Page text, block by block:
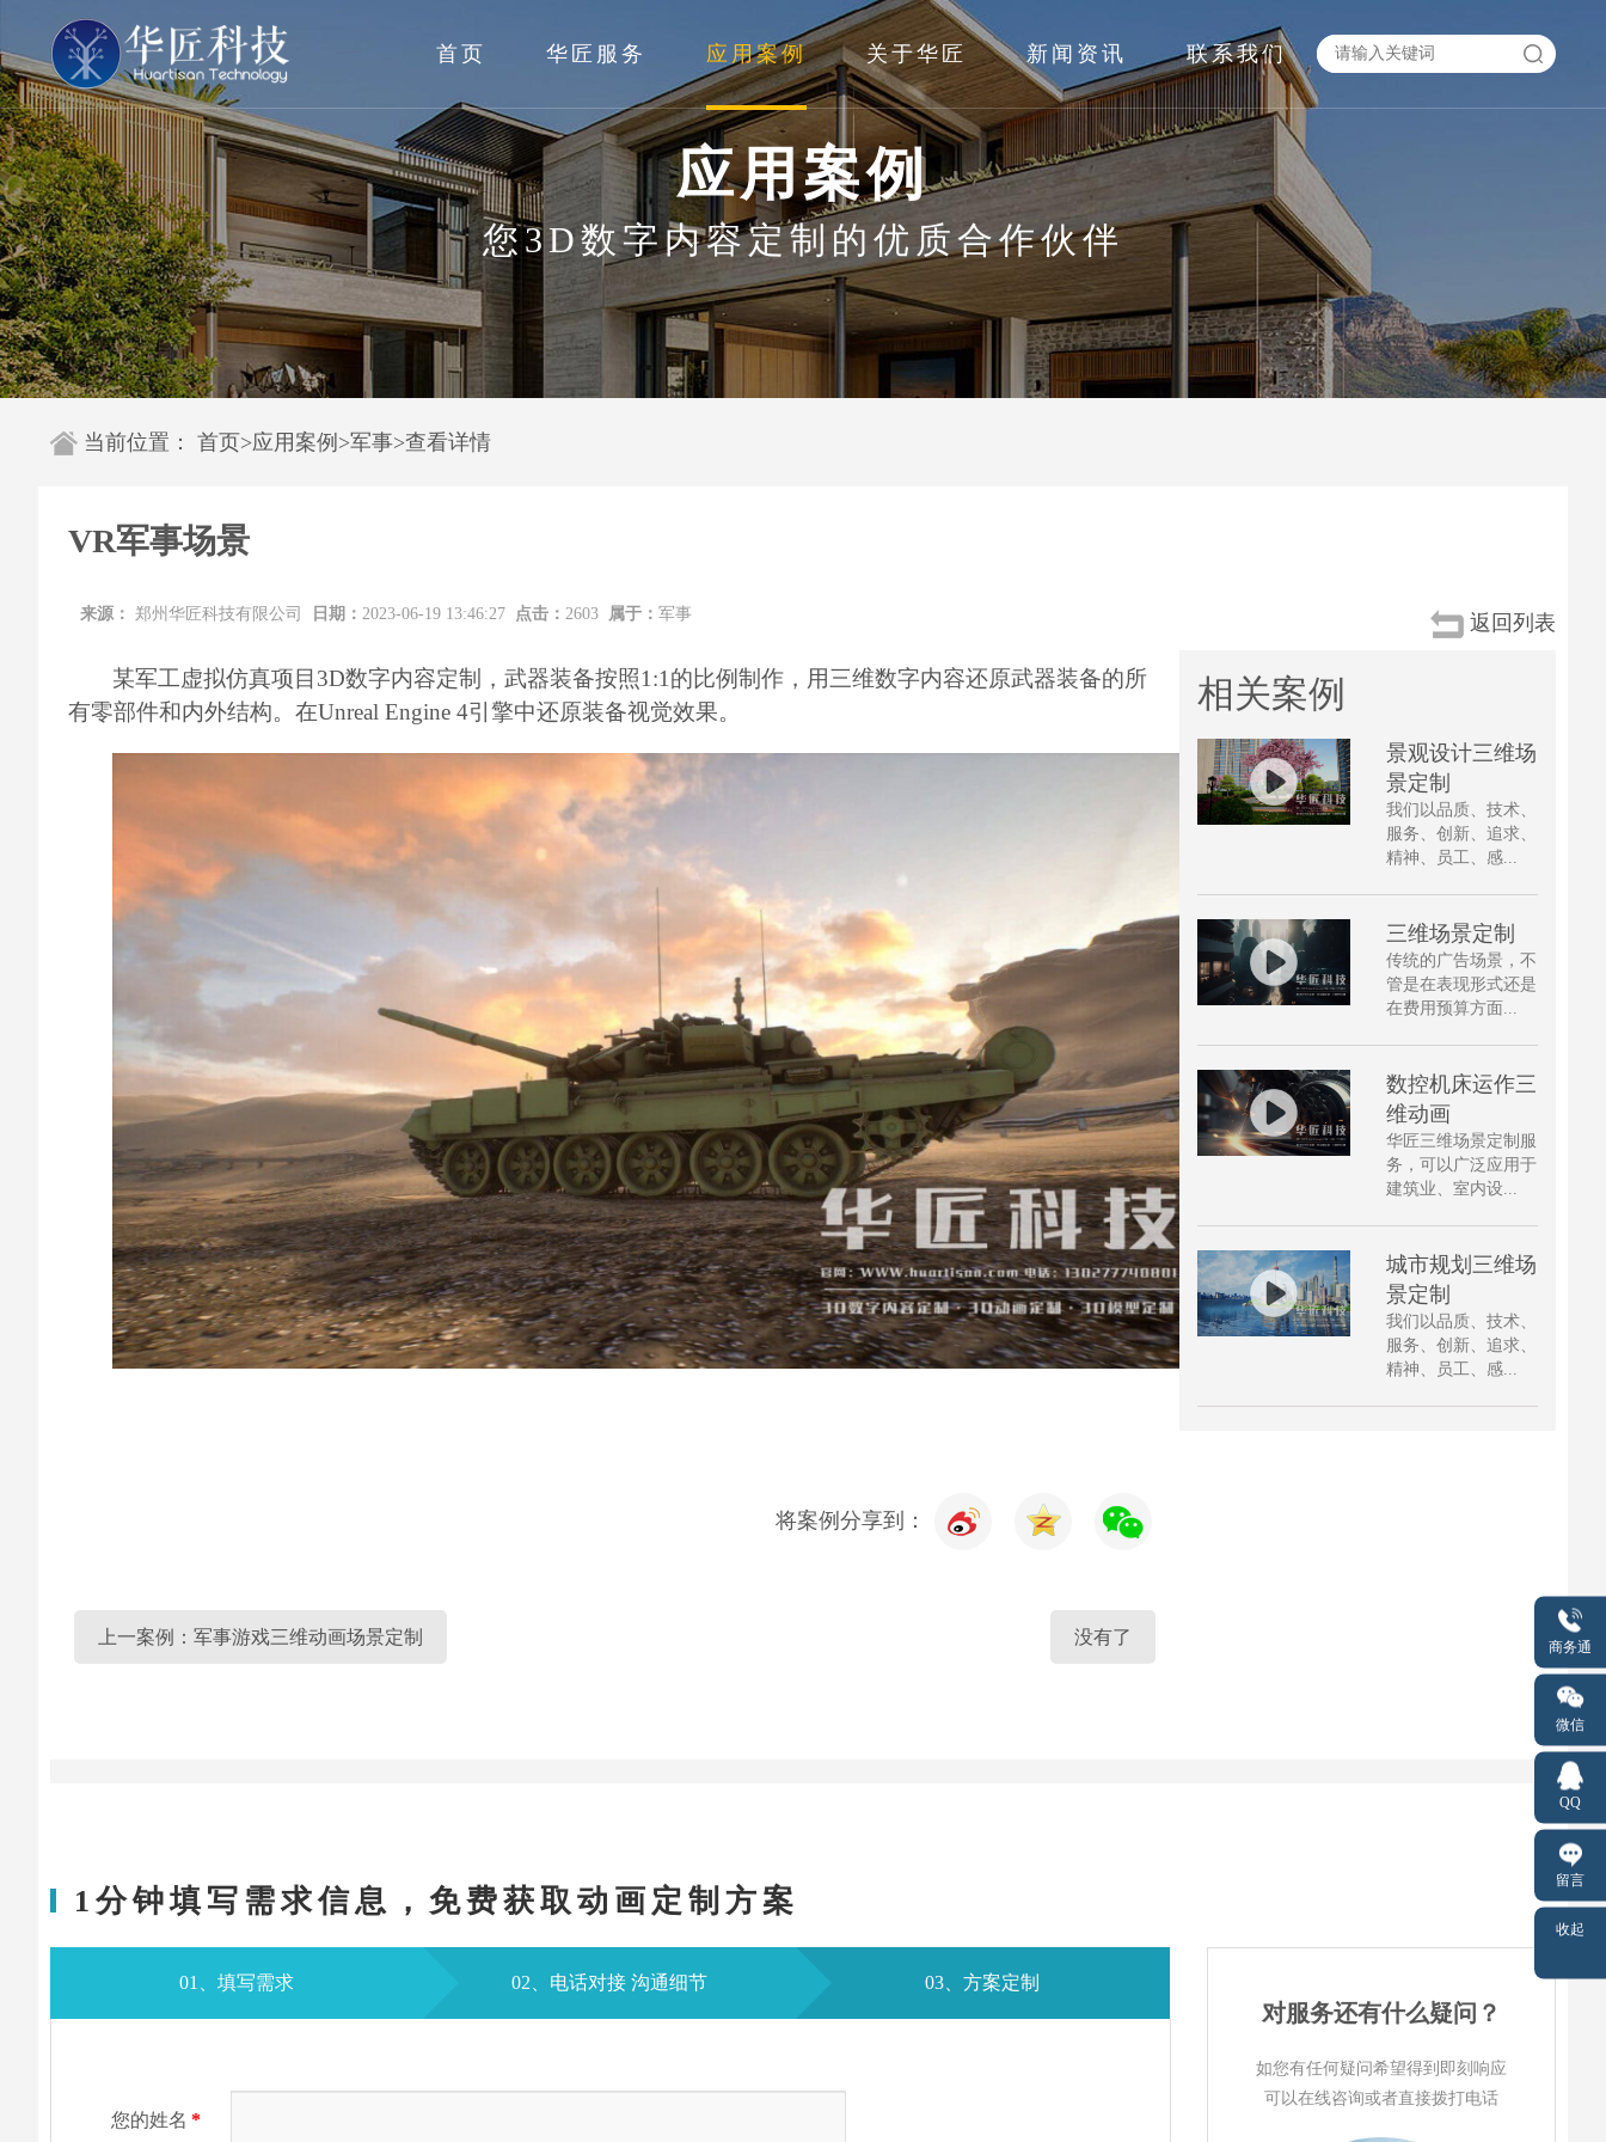
首页 华匠服务 应用案例 关于华匠 新闻资讯 联系我们
应用案例
您3D数字内容定制的优质合作伙伴
当前位置： 首页>应用案例 >军事>查看详情
VR军事场景
来源： 郑州华匠科技有限公司 日期： 2023-06-19 13:46:27 点击： 2603 属于： 军事 返回列表
某军工虚拟仿真项目 3D数字内容定制，武器装备按照1:1 的比例制作，用三维数字内容还原武器装备的所
有零部件和内外结构。在Unreal Engine 4引擎中还原装备视觉效果。
将案例分享到：
上一案例：军事游戏三维动画场景定制 没有了
相关案例
景观设计三维场
景定制
我们以品质、技术、
服务、创新、追求、
精神、员工、感...
三维场景定制
传统的广告场景，不
管是在表现形式还是
在费用预算方面...
数控机床运作三
维动画
华匠三维场景定制服
务，可以广泛应用于
建筑业、室内设...
城市规划三维场
景定制
我们以品质、技术、
服务、创新、追求、
精神、员工、感...
1分钟填写需求信息，免费获取动画定制方案
01、填写需求 02、电话对接 沟通细节 03、方案定制
您的姓名 *
对服务还有什么疑问？
如您有任何疑问希望得到即刻响应
可以在线咨询或者直接拨打电话
商务通
微信
QQ
留言
收起